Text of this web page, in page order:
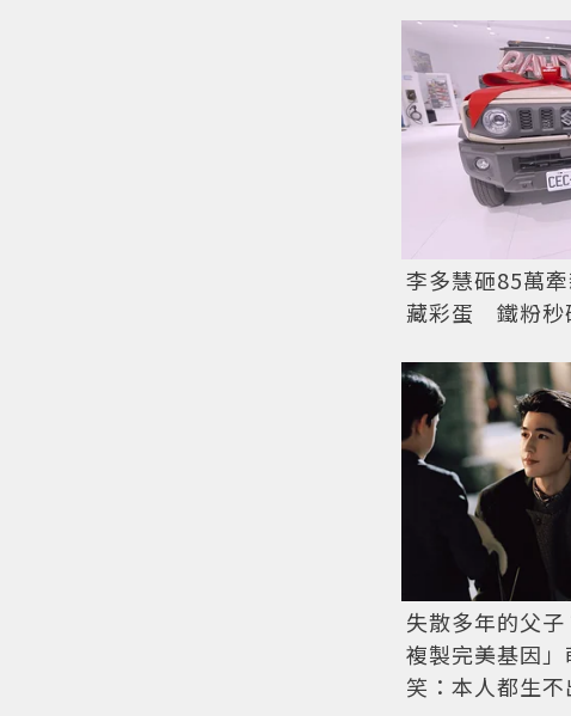
李多慧砸85萬
藏彩蛋 鐵粉秒
失散多年的父
複製完美基因
笑：本人都生